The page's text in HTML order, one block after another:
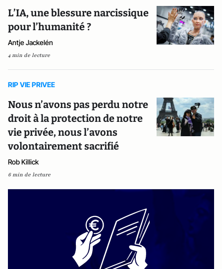
L’IA, une blessure narcissique
pour l’humanité ?
Antje Jackelén
4 min de lecture
RIP VIE PRIVEE
Nous n’avons pas perdu notre
droit à la protection de notre
vie privée, nous l’avons
volontairement sacrifié
Rob Killick
6 min de lecture